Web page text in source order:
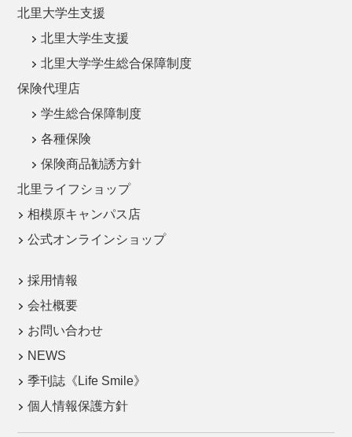
北里大学生支援
北里大学生支援
北里大学学生総合保障制度
保険代理店
学生総合保障制度
各種保険
保険商品勧誘方針
北里ライフショップ
相模原キャンパス店
公式オンラインショップ
採用情報
会社概要
お問い合わせ
NEWS
季刊誌《Life Smile》
個人情報保護方針